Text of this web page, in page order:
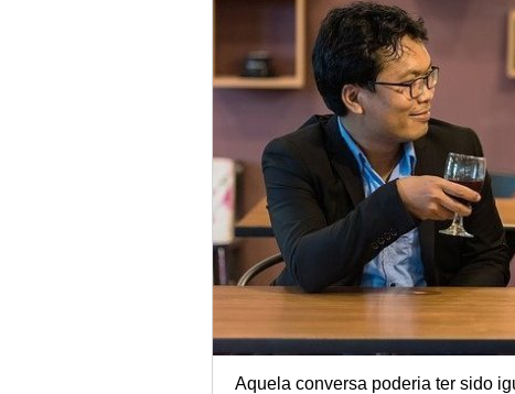
Aquela conversa poderia ter sido